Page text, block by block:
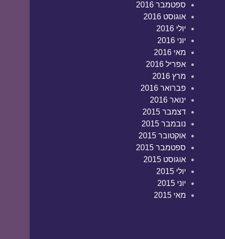
ספטמבר 2016
אוגוסט 2016
יולי 2016
יוני 2016
מאי 2016
אפריל 2016
מרץ 2016
פברואר 2016
ינואר 2016
דצמבר 2015
נובמבר 2015
אוקטובר 2015
ספטמבר 2015
אוגוסט 2015
יולי 2015
יוני 2015
מאי 2015